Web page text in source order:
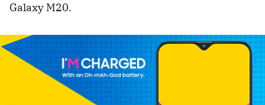
Galaxy M20.